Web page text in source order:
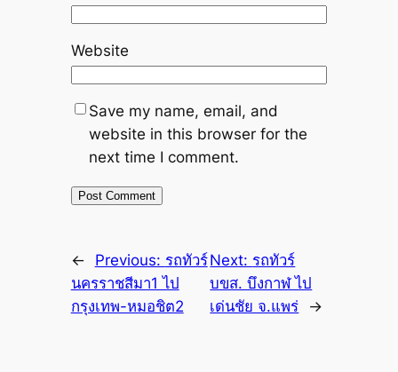
Website
Save my name, email, and
website in this browser for the
next time I comment.
← Previous: รถทัวร์
นครราชสีมา1 ไป
กรุงเทพ-หมอชิต2
Next: รถทัวร์
บขส. บึงกาฬ ไป
เด่นชัย จ.แพร่
→